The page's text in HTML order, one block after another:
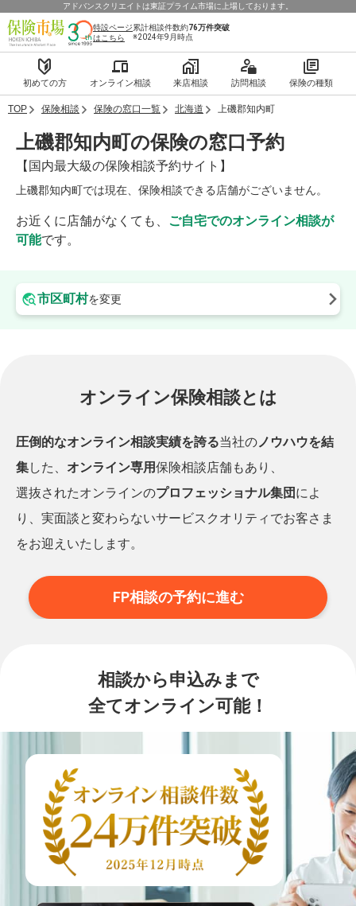
アドバンスクリエイトは東証プライム市場に上場しております。
特設ページ
はこちら
累計相談件数約76万件突破
※2024年9月時点
初めての方 オンライン相談 来店相談 訪問相談 保険の種類
TOP 保険相談 保険の窓口一覧 北海道 上磯郡知内町
上磯郡知内町の保険の窓口予約
【国内最大級の保険相談予約サイト】
上磯郡知内町では現在、保険相談できる店舗がございません。
お近くに店舗がなくても、 ご自宅でのオンライン相談が
可能です。
市区町村を変更
オンライン保険相談とは
圧倒的なオンライン相談実績を誇る当社のノウハウを結
集した、 オンライン専用保険相談店舗もあり、
選抜されたオンラインのプロフェッショナル集団 によ
り、実面談と変わらないサービスクオリティでお客さま
をお迎えいたします。
FP相談の予約に進む
相談から申込みまで
全てオンライン可能！